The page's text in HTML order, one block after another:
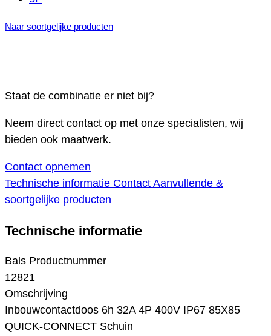
Naar soortgelijke producten
Staat de combinatie er niet bij?
Neem direct contact op met onze specialisten, wij
bieden ook maatwerk.
Contact opnemen
Technische informatie Contact Aanvullende &
soortgelijke producten
Technische informatie
Bals Productnummer
12821
Omschrijving
Inbouwcontactdoos 6h 32A 4P 400V IP67 85X85
QUICK-CONNECT Schuin